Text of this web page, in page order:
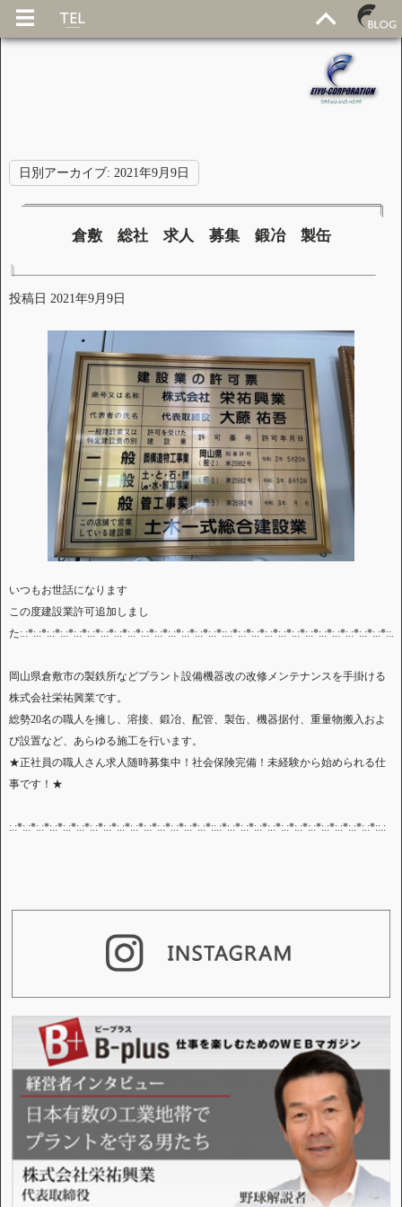
日別アーカイブ: 2021年9月9日
倉敷 総社 求人 募集 鍛冶 製缶
投稿日 2021年9月9日
いつもお世話になります
この度建設業許可追加しまし
た:.:*:.:*:.:*:.:*:.:*:.:*:.:*:.:*:.:*:.:*:.:*:.:*:.:*:.:*:.:*::.:*:.:*:.:*:.:*:.:*:.:*:.:*:.:*:.:*:.:*:.:*:.:*::.:*
岡山県倉敷市の製鉄所などプラント設備機器改の改修メンテナンスを手掛ける
株式会社栄祐興業です。
総勢20名の職人を擁し、溶接、鍛冶、配管、製缶、機器据付、重量物搬入およ
び設置など、あらゆる施工を行います。
★正社員の職人さん求人随時募集中！社会保険完備！未経験から始められる仕
事です！★
:.:*:.:*:.:*:.:*:.:*:.:*:.:*:.:*:.:*:.:*:.:*:.:*:.:*:.:*:.:*::.:*:.:*:.:*:.:*:.:*:.:*:.:*:.:*:.:*:.:*:.:*:.:*::.: